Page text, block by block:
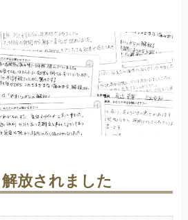
放されました